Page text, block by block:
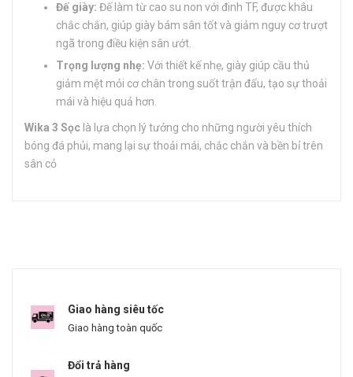
Đế giày: Đế làm từ cao su non với đinh TF, được khâu
chắc chắn, giúp giày bám sân tốt và giảm nguy cơ trượt
ngã trong điều kiện sân ướt.
Trọng lượng nhẹ: Với thiết kế nhẹ, giày giúp cầu thủ
giảm mệt mỏi cơ chân trong suốt trận đấu, tạo sự thoải
mái và hiệu quả hơn.
Wika 3 Sọc là lựa chọn lý tưởng cho những người yêu thích
bóng đá phủi, mang lại sự thoải mái, chắc chắn và bền bỉ trên
sân cỏ​
Giao hàng siêu tốc
Giao hàng toàn quốc
Đổi trả hàng